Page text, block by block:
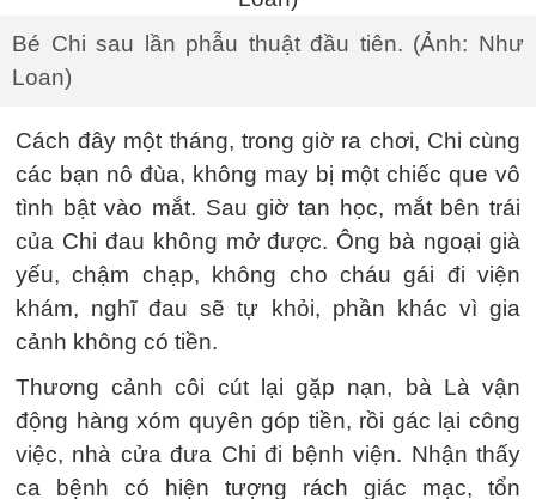
Bé Chi sau lần phẫu thuật đầu tiên. (Ảnh: Như
Loan)
Cách đây một tháng, trong giờ ra chơi, Chi cùng
các bạn nô đùa, không may bị một chiếc que vô
tình bật vào mắt. Sau giờ tan học, mắt bên trái
của Chi đau không mở được. Ông bà ngoại già
yếu, chậm chạp, không cho cháu gái đi viện
khám, nghĩ đau sẽ tự khỏi, phần khác vì gia
cảnh không có tiền.
Thương cảnh côi cút lại gặp nạn, bà Là vận
động hàng xóm quyên góp tiền, rồi gác lại công
việc, nhà cửa đưa Chi đi bệnh viện. Nhận thấy
ca bệnh có hiện tượng rách giác mạc, tổn